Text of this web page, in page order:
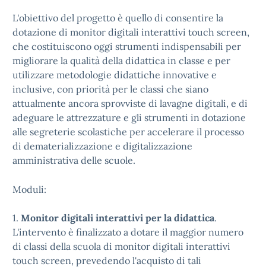
L'obiettivo del progetto è quello di consentire la
dotazione di monitor digitali interattivi touch screen,
che costituiscono oggi strumenti indispensabili per
migliorare la qualità della didattica in classe e per
utilizzare metodologie didattiche innovative e
inclusive, con priorità per le classi che siano
attualmente ancora sprovviste di lavagne digitali, e di
adeguare le attrezzature e gli strumenti in dotazione
alle segreterie scolastiche per accelerare il processo
di dematerializzazione e digitalizzazione
amministrativa delle scuole.
Moduli:
1. Monitor digitali interattivi per la didattica.
L'intervento è finalizzato a dotare il maggior numero
di classi della scuola di monitor digitali interattivi
touch screen, prevedendo l'acquisto di tali